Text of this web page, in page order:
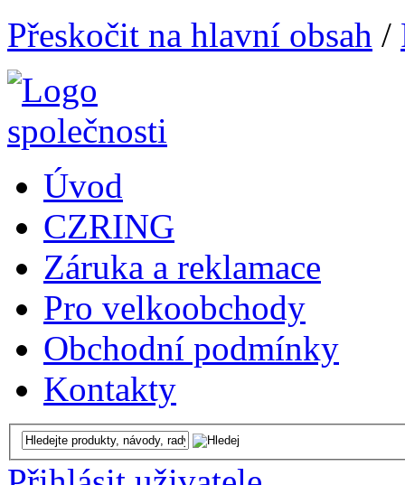
Přeskočit na hlavní obsah /
Úvod
CZRING
Záruka a reklamace
Pro velkoobchody
Obchodní podmínky
Kontakty